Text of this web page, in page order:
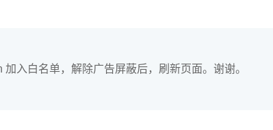
入白名单，解除广告屏蔽后，刷新页面。谢谢。